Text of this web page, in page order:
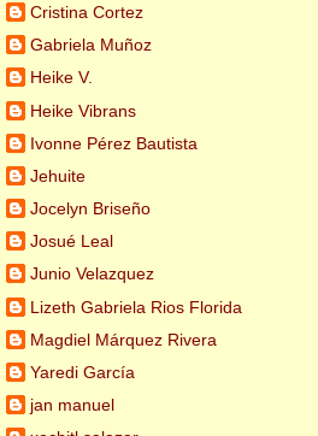
Cristina Cortez
Gabriela Muñoz
Heike V.
Heike Vibrans
Ivonne Pérez Bautista
Jehuite
Jocelyn Briseño
Josué Leal
Junio Velazquez
Lizeth Gabriela Rios Florida
Magdiel Márquez Rivera
Yaredi García
jan manuel